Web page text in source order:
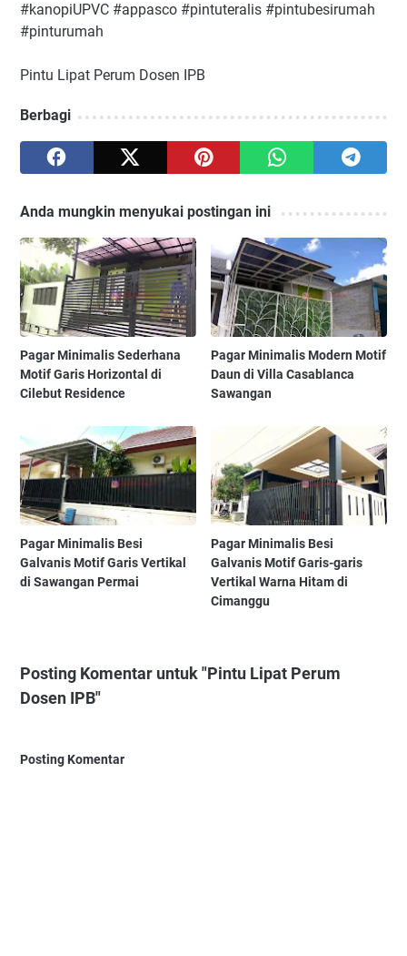
#kanopiUPVC #appasco #pintuteralis #pintubesirumah
#pinturumah
Pintu Lipat Perum Dosen IPB
Berbagi
Anda mungkin menyukai postingan ini
Pagar Minimalis Sederhana
Motif Garis Horizontal di
Cilebut Residence
Pagar Minimalis Modern Motif
Daun di Villa Casablanca
Sawangan
Pagar Minimalis Besi
Galvanis Motif Garis Vertikal
di Sawangan Permai
Pagar Minimalis Besi
Galvanis Motif Garis-garis
Vertikal Warna Hitam di
Cimanggu
Posting Komentar untuk "Pintu Lipat Perum
Dosen IPB"
Posting Komentar